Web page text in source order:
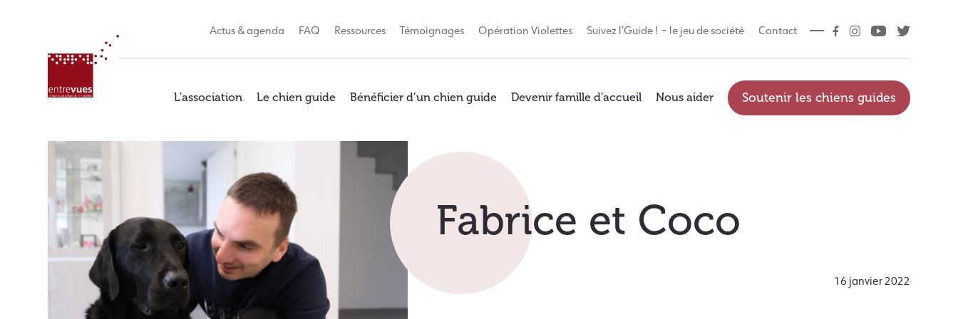
L’association Le chien guide Bénéficier d’un chien guide Devenir famille d’accueil Nous aider Soutenir les chiens guides
Actus & agenda FAQ Ressources Témoignages Opération Violettes Suivez l’Guide ! – le jeu de société Contact
Fabrice et Coco
16 janvier 2022